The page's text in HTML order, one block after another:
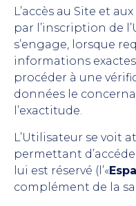
L’accès au Site et
par l’inscription de
s’engage, lorsque
informations
procéder à une
données le
l’exactitude.
L’Utilisateur se voit
permettant
lui est réservé (l’«
complément de la